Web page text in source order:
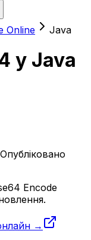
Online Java
у Java
Опубліковано
Encode
→